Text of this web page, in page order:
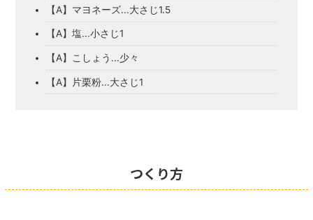
【A】マヨネーズ...大さじ1.5
【A】塩...小さじ1
【A】こしょう...少々
【A】片栗粉...大さじ1
つくり方